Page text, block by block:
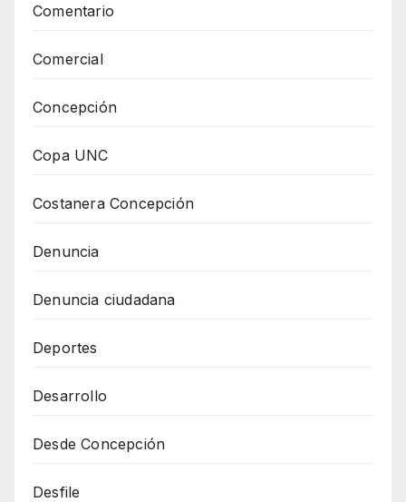
Comentario
Comercial
Concepción
Copa UNC
Costanera Concepción
Denuncia
Denuncia ciudadana
Deportes
Desarrollo
Desde Concepción
Desfile